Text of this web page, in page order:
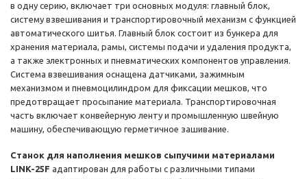
в одну серию, включает три основных модуля: главный блок,
систему взвешивания и транспортировочный механизм с функцией
автоматического шитья. Главный блок состоит из бункера для
хранения материала, рамы, системы подачи и удаления продукта,
а также электронных и пневматических компонентов управления.
Система взвешивания оснащена датчиками, зажимным
механизмом и пневмоцилиндром для фиксации мешков, что
предотвращает просыпание материала. Транспортировочная
часть включает конвейерную ленту и промышленную швейную
машину, обеспечивающую герметичное зашивание.
Станок для наполнения мешков сыпучими материалами
LINK-25F адаптирован для работы с различными типами